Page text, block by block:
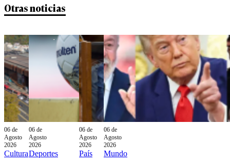
Otras noticias
06 de
Agosto
2026
Cultura
06 de
Agosto
2026
Deportes
06 de
Agosto
2026
País
06 de
Agosto
2026
Mundo